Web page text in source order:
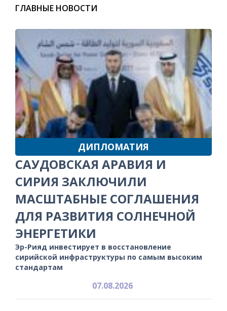
ГЛАВНЫЕ НОВОСТИ
ДИПЛОМАТИЯ
САУДОВСКАЯ АРАВИЯ И
СИРИЯ ЗАКЛЮЧИЛИ
МАСШТАБНЫЕ СОГЛАШЕНИЯ
ДЛЯ РАЗВИТИЯ СОЛНЕЧНОЙ
ЭНЕРГЕТИКИ
Эр-Рияд инвестирует в восстановление
сирийской инфраструктуры по самым высоким
стандартам
07.08.2026